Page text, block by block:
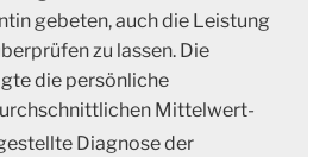
gebeten, auch die Leistung
zu lassen. Die
die persönliche
Mittelwert-
Diagnose der